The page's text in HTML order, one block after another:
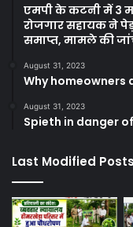
एमपी के कटनी में 3
रोजगार सहायक ने
समाप्त, मामले की
August 31, 2023
Why homeowners
August 31, 2023
Spieth in danger
Last Modified Posts